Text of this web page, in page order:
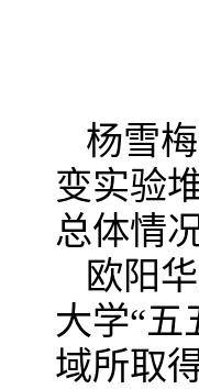
杨雪
变实验
总体情
欧阳
大学“
域所取